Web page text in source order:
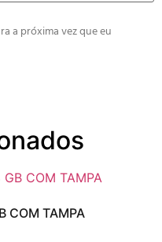
a próxima vez que eu
COM TAMPA